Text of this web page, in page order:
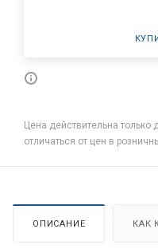
Цена действительна только
отличаться от цен в
ОПИСАНИЕ КАК